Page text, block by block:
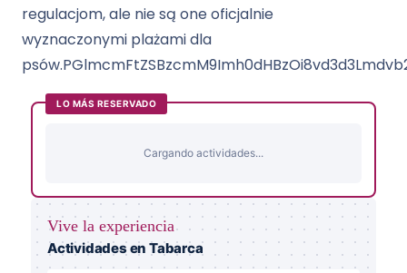
regulacjom, ale nie są one oficjalnie
wyznaczonymi plażami dla
LO MÁS RESERVADO
Cargando actividades...
Vive la experiencia
Actividades en Tabarca